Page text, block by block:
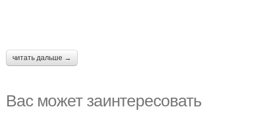
читать дальше →
Вас может заинтересовать